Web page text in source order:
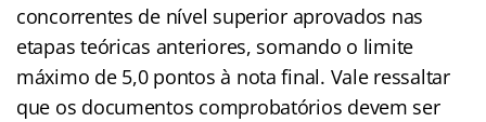
concorrentes de nível superior aprovados nas
etapas teóricas anteriores, somando o limite
máximo de 5,0 pontos à nota final. Vale ressaltar
que os documentos comprobatórios devem ser